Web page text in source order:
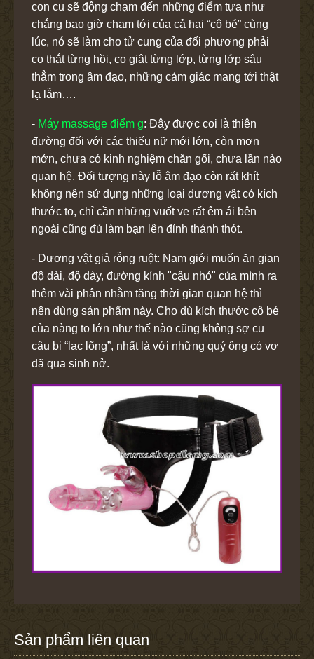
con cu sẽ động chạm đến những điểm tựa như
chẳng bao giờ chạm tới của cả hai “cô bé” cùng
lúc, nó sẽ làm cho tử cung của đối phương phải
co thắt từng hồi, co giật từng lớp, từng lớp sâu
thẳm trong âm đạo, những cảm giác mang tới thật
lạ lẫm….
- Máy massage điểm g: Đây được coi là thiên
đường đối với các thiếu nữ mới lớn, còn mơn
mởn, chưa có kinh nghiệm chăn gối, chưa lần nào
quan hệ. Đối tượng này lỗ âm đạo còn rất khít
không nên sử dụng những loại dương vật có kích
thước to, chỉ cần những vuốt ve rất êm ái bên
ngoài cũng đủ làm bạn lên đỉnh thánh thót.
- Dương vật giả rỗng ruột: Nam giới muốn ăn gian
độ dài, độ dày, đường kính "cậu nhỏ" của mình ra
thêm vài phân nhằm tăng thời gian quan hệ thì
nên dùng sản phẩm này. Cho dù kích thước cô bé
của nàng to lớn như thế nào cũng không sợ cu
cậu bị “lạc lõng”, nhất là với những quý ông có vợ
đã qua sinh nở.
Sản phẩm liên quan